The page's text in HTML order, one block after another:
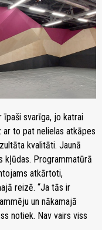
īpaši svarīga, jo katrai
to pat nelielas atkāpes
kvalitāti. Jaunā
kļūdas. Programmatūrā
atkārtoti,
reizē. “Ja tās ir
un nākamajā
notiek. Nav vairs viss